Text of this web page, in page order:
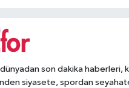
son dakika haberleri,
siyasete, spordan